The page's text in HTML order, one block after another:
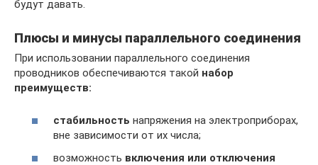
будут давать.
Плюсы и минусы параллельного соединения
При использовании параллельного соединения
проводников обеспечиваются такой набор
преимуществ:
стабильность напряжения на электроприборах,
вне зависимости от их числа;
возможность включения или отключения